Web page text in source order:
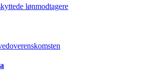
lønmodtagere